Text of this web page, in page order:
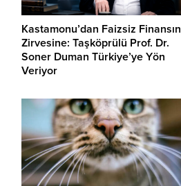
Kastamonu’dan Faizsiz Finansın
Zirvesine: Taşköprülü Prof. Dr.
Soner Duman Türkiye’ye Yön
Veriyor